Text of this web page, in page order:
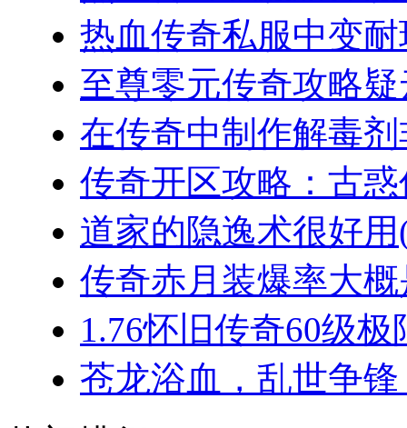
热血传奇私服中变
至尊零元传奇攻略
在传奇中制作解毒
传奇开区攻略：古
道家的隐逸术很好用
传奇赤月装爆率大
1.76怀旧传奇60级
苍龙浴血，乱世争